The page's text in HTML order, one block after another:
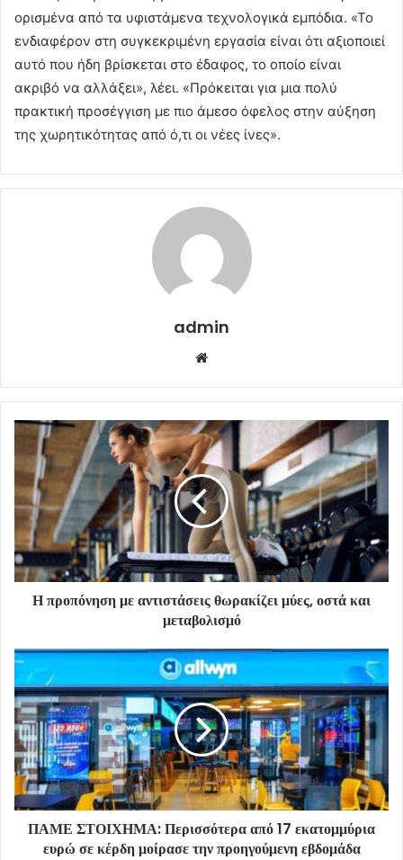
ορισμένα από τα υφιστάμενα τεχνολογικά εμπόδια. «Το
ενδιαφέρον στη συγκεκριμένη εργασία είναι ότι αξιοποιεί
αυτό που ήδη βρίσκεται στο έδαφος, το οποίο είναι
ακριβό να αλλάξει», λέει. «Πρόκειται για μια πολύ
πρακτική προσέγγιση με πιο άμεσο όφελος στην αύξηση
της χωρητικότητας από ό,τι οι νέες ίνες».
admin
Η προπόνηση με αντιστάσεις θωρακίζει μύες, οστά και
μεταβολισμό
ΠΑΜΕ ΣΤΟΙΧΗΜΑ: Περισσότερα από 17 εκατομμύρια
ευρώ σε κέρδη μοίρασε την προηγούμενη εβδομάδα